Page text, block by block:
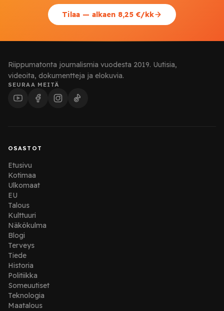
Tilaa — alkaen 8,25 €/kk
Riippumatonta journalismia vuodesta 2019. Uutisia,
videoita, dokumentteja ja elokuvia.
SEURAA MEITÄ
OSASTOT
Etusivu
Kotimaa
Ulkomaat
EU
Talous
Kulttuuri
Näkökulma
Blogi
Terveys
Tiede
Historia
Politiikka
Someuutiset
Teknologia
Maatalous